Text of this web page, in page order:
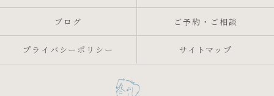
ブログ ご予約・ご相談
プライバシーポリシー サイトマップ